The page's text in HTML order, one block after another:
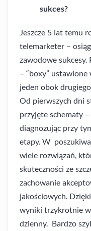
sukces?
Jeszcze 5 lat temu
telemarketer –
zawodowe sukcesy.
– “boxy” ustawione
jeden obok
Od pierwszych dni
przyjęte schematy
diagnozując przy
etapy. W
wiele rozwiązań,
skuteczności ze
zachowanie
jakościowych.
wyniki trzykrotnie
dzienny. Bardzo